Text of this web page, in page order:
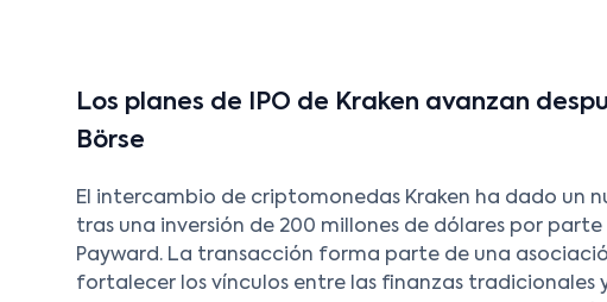
Los planes de IPO de Kraken avanzan
Börse
El intercambio de criptomonedas Kraken ha dado un
tras una inversión de 200 millones de dólares por
Payward. La transacción forma parte de una
fortalecer los vínculos entre las finanzas tradicionales